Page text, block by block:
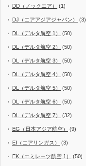
DD（ノックエア） (1)
DJ（エアアジアジャパン） (3)
DL（デルタ航空 1） (50)
DL（デルタ航空 2） (50)
DL（デルタ航空 3） (50)
DL（デルタ航空 4） (50)
DL（デルタ航空 5） (50)
DL（デルタ航空 6） (50)
DL（デルタ航空 7） (32)
EG（日本アジア航空） (9)
EI（エアリンガス） (3)
EK（エミレーツ航空 1） (50)